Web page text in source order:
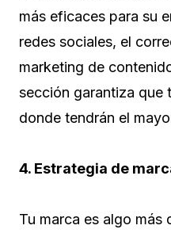
más eficaces para su
redes sociales, el
marketing de
sección garantiza que
donde tendrán el
4. Estrategia de
Tu marca es algo más